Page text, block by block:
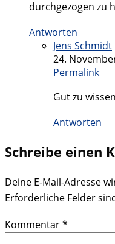
durchgezogen zu
Antworten
Jens Schmidt
24.
Permalink
Gut zu
Antworten
Schreibe einen
Deine E-Mail-Adresse
Erforderliche Felder
Kommentar*